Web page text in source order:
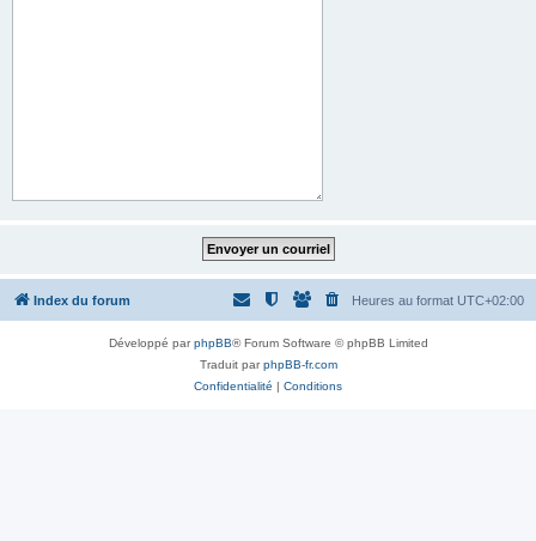
Index du forum Heures au format UTC+02:00
Développé parphpBB® Forum Software © phpBB Limited
Traduit parphpBB-fr.com
Confidentialité | Conditions